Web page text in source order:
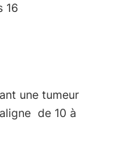
16
une tumeur
de 10 à